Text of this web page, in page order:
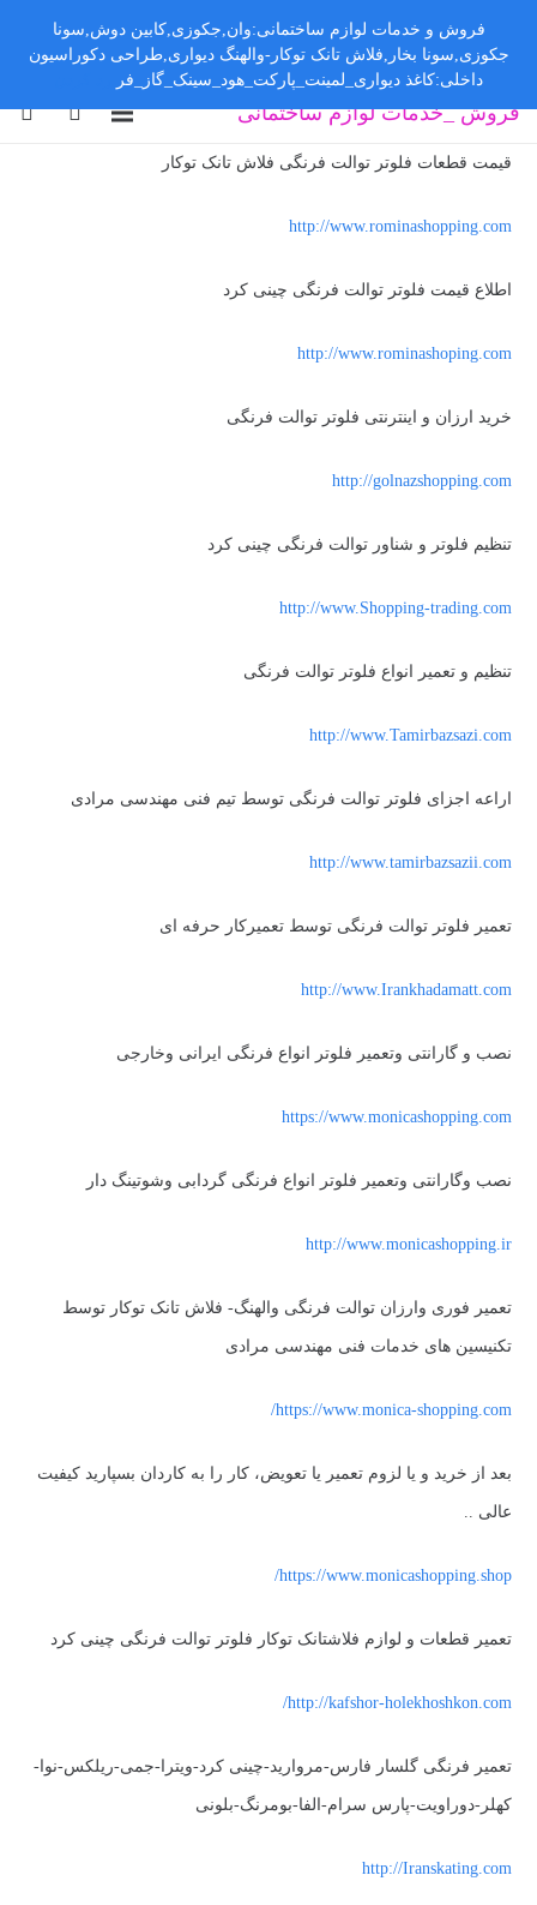
فروش _خدمات لوازم ساختمانی
قیمت قطعات فلوتر توالت فرنگی فلاش تانک توکار
http://www.rominashopping.com
اطلاع قیمت فلوتر توالت فرنگی چینی کرد
http://www.rominashoping.com
خرید ارزان و اینترنتی فلوتر توالت فرنگی
http://golnazshopping.com
تنظیم فلوتر و شناور توالت فرنگی چینی کرد
http://www.Shopping-trading.com
تنظیم و تعمیر انواع فلوتر توالت فرنگی
http://www.Tamirbazsazi.com
اراعه اجزای فلوتر توالت فرنگی توسط تیم فنی مهندسی مرادی
http://www.tamirbazsazii.com
تعمیر فلوتر توالت فرنگی توسط تعمیرکار حرفه ای
http://www.Irankhadamatt.com
نصب و گارانتی وتعمیر فلوتر انواع فرنگی ایرانی وخارجی
https://www.monicashopping.com
نصب وگارانتی وتعمیر فلوتر انواع فرنگی گردابی وشوتینگ دار
http://www.monicashopping.ir
تعمیر فوری وارزان توالت فرنگی والهنگ- فلاش تانک توکار توسط
تکنیسین های خدمات فنی مهندسی مرادی
https://www.monica-shopping.com/
بعد از خرید و یا لزوم تعمیر یا تعویض، کار را به کاردان بسپارید کیفیت
عالی ..
https://www.monicashopping.shop/
تعمیر قطعات و لوازم فلاشتانک توکار فلوتر توالت فرنگی چینی کرد
http://kafshor-holekhoshkon.com/
تعمیر فرنگی گلسار فارس-مروارید-چینی کرد-ویترا-جمی-ریلکس-نوا-
کهلر-دوراویت-پارس سرام-الفا-بومرنگ-بلونی
http://Iranskating.com
فروش و خدمات لوازم ساختمانی:وان,جکوزی,کابین دوش,سونا
جکوزی,سونا بخار,فلاش تانک توکار-والهنگ دیواری,طراحی دکوراسیون
داخلی:کاغذ دیواری_لمینت_پارکت_هود_سینک_گاز_فر